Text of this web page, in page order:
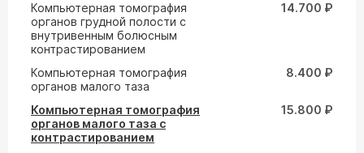
Компьютерная томография
органов грудной полости с
внутривенным болюсным
контрастированием
14.700 ₽
Компьютерная томография
органов малого таза
8.400 ₽
Компьютерная томография
органов малого таза с
контрастированием
15.800 ₽